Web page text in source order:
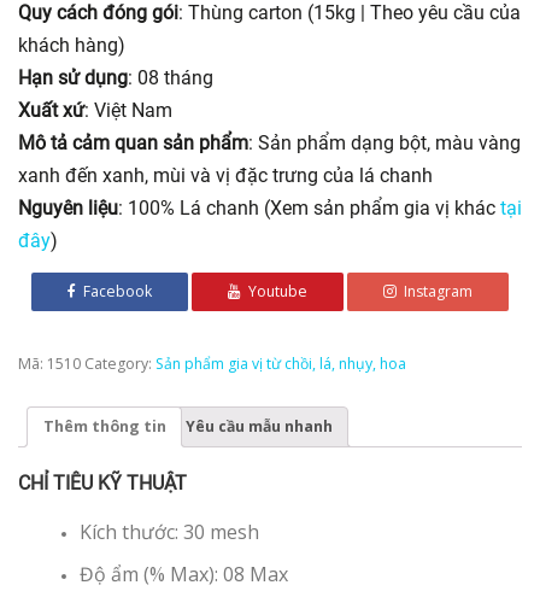
Quy cách đóng gói: Thùng carton (15kg | Theo yêu cầu của
khách hàng)
Hạn sử dụng: 08 tháng
Xuất xứ: Việt Nam
Mô tả cảm quan sản phẩm: Sản phẩm dạng bột, màu vàng
xanh đến xanh, mùi và vị đặc trưng của lá chanh
Nguyên liệu: 100% Lá chanh (Xem sản phẩm gia vị khác tại
đây)
Facebook Youtube Instagram
Mã: 1510 Category: Sản phẩm gia vị từ chồi, lá, nhụy, hoa
Thêm thông tin Yêu cầu mẫu nhanh
CHỈ TIÊU KỸ THUẬT
Kích thước: 30 mesh
Độ ẩm (% Max): 08 Max